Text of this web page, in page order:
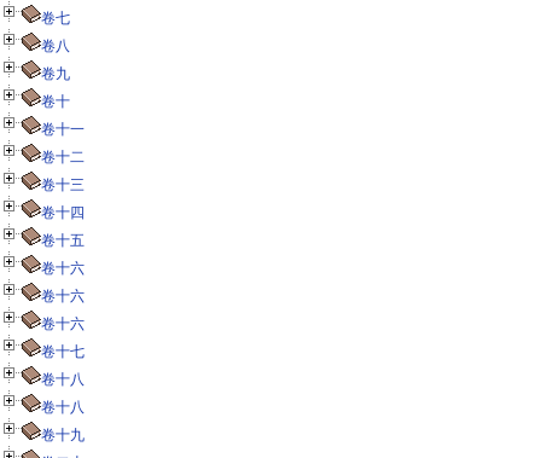
卷七
卷八
卷九
卷十
卷十一
卷十二
卷十三
卷十四
卷十五
卷十六
卷十六
卷十六
卷十七
卷十八
卷十八
卷十九